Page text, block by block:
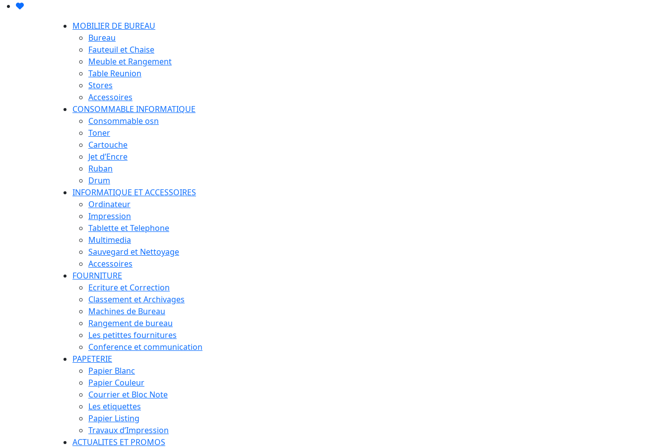
MOBILIER DE BUREAU
Bureau
Fauteuil et Chaise
Meuble et Rangement
Table Reunion
Stores
Accessoires
CONSOMMABLE INFORMATIQUE
Consommable osn
Toner
Cartouche
Jet d’Encre
Ruban
Drum
INFORMATIQUE ET ACCESSOIRES
Ordinateur
Impression
Tablette et Telephone
Multimedia
Sauvegard et Nettoyage
Accessoires
FOURNITURE
Ecriture et Correction
Classement et Archivages
Machines de Bureau
Rangement de bureau
Les petittes fournitures
Conference et communication
PAPETERIE
Papier Blanc
Papier Couleur
Courrier et Bloc Note
Les etiquettes
Papier Listing
Travaux d’Impression
ACTUALITES ET PROMOS